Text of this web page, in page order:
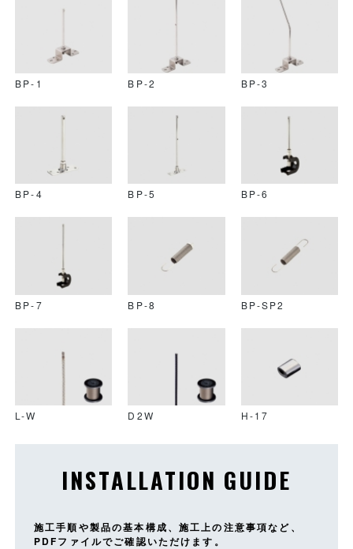
BP-1 BP-2 BP-3
BP-4 BP-5 BP-6
BP-7 BP-8 BP-SP2
L-W D2W H-17
INSTALLATION GUIDE
施工手順や製品の基本構成、施工上の注意事項など、
PDFファイルでご確認いただけます。